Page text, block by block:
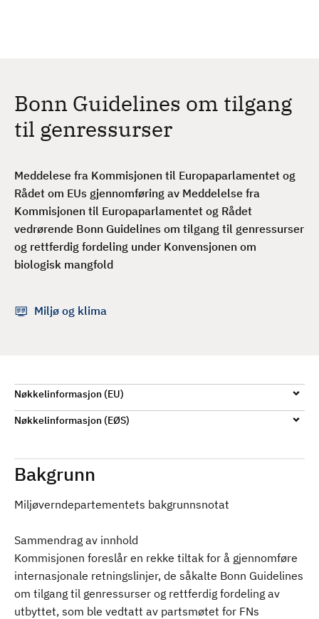
Bonn Guidelines om tilgang
til genressurser
Meddelese fra Kommisjonen til Europaparlamentet og
Rådet om EUs gjennomføring av Meddelelse fra
Kommisjonen til Europaparlamentet og Rådet
vedrørende Bonn Guidelines om tilgang til genressurser
og rettferdig fordeling under Konvensjonen om
biologisk mangfold
Miljø og klima
Nøkkelinformasjon (EU)
Nøkkelinformasjon (EØS)
Bakgrunn
Miljøverndepartementets bakgrunnsnotat
Sammendrag av innhold
Kommisjonen foreslår en rekke tiltak for å gjennomføre
internasjonale retningslinjer, de såkalte Bonn Guidelines
om tilgang til genressurser og rettferdig fordeling av
utbyttet, som ble vedtatt av partsmøtet for FNs